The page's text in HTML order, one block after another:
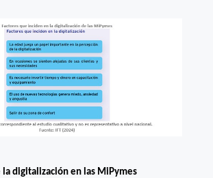
la digitalización en las MiPymes